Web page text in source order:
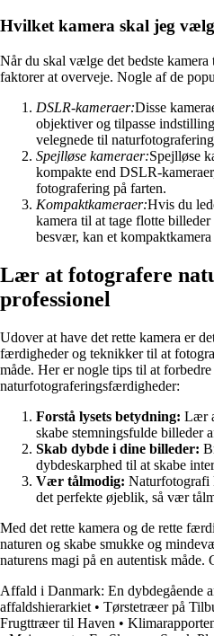
Hvilket kamera skal jeg
Når du skal vælge det bedste
faktorer at overveje. Nogle af de
DSLR-kameraer:Disse
objektiver og tilpasse
velegnede til
Spejlløse kameraer:Spejlløse
kompakte end DSLR-
fotografering på farten.
Kompaktkameraer:Hvis du
kamera til at tage flotte
besvær, kan et
Lær at fotografere
professionel
Udover at have det rette kamera er
færdigheder og teknikker til at
måde. Her er nogle tips til at
naturfotograferingsfærdigheder:
Forstå lysets betydning: Lær
skabe stemningsfulde billeder
Skab dybde i dine billeder:
dybdeskarphed til at skabe
Vær tålmodig: Naturfotografi
det perfekte øjeblik, så vær
Med det rette kamera og de rette
naturen og skabe smukke og
naturens magi på en autentisk måde.
Affald i Danmark: En dybdegående
affaldshierarkiet • Tørstetræer på
Frugttræer til Haven •